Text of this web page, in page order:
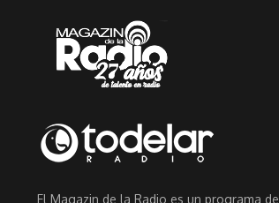
El Magazin de la Radio es un programa de